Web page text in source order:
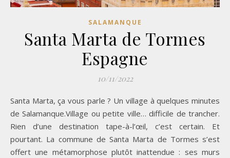
SALAMANQUE
Santa Marta de Tormes
Espagne
10/11/2022
Santa Marta, ça vous parle ? Un village à quelques minutes
de Salamanque.Village ou petite ville… difficile de trancher.
Rien d’une destination tape-à-l’œil, c’est certain. Et
pourtant. La commune de Santa Marta de Tormes s’est
offert une métamorphose plutôt inattendue : ses murs